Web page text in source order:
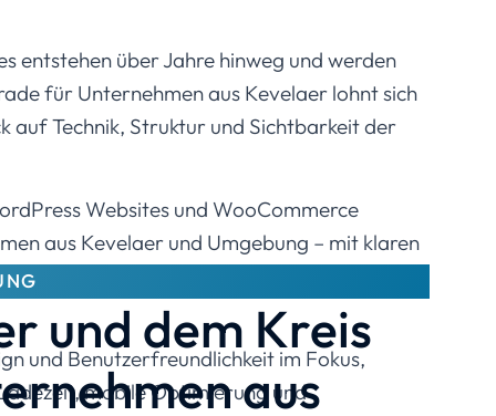
entstehen über Jahre hinweg und werden
für Unternehmen aus Kevelaer lohnt sich
auf Technik, Struktur und Sichtbarkeit der
Websites und WooCommerce
aus Kevelaer und Umgebung – mit klaren
und einer technischen Basis, die
und Benutzerfreundlichkeit im Fokus,
mobile Optimierung und
und dem Kreis
aus